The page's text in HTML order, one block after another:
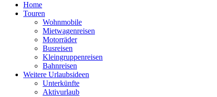
Home
Touren
Wohnmobile
Mietwagenreisen
Motorräder
Busreisen
Kleingruppenreisen
Bahnreisen
Weitere Urlaubsideen
Unterkünfte
Aktivurlaub